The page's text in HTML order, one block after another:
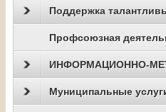
Поддержка
Профсоюзная
ИНФОРМАЦИОННО-
Муниципальные